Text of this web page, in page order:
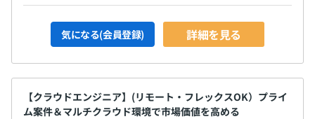
気になる(会員登録) 詳細を見る
【クラウドエンジニア】(リモート・フレックスOK）プライ
ム案件＆マルチクラウド環境で市場価値を高める